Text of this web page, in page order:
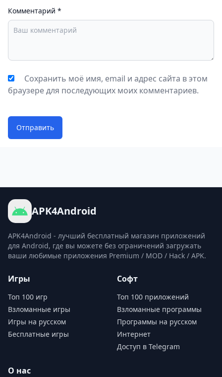
Комментарий *
Сохранить моё имя, email и адрес сайта в этом
браузере для последующих моих комментариев.
Отправить
APK4Android
APK4Android - лучший бесплатный магазин приложений
для Android, где вы можете без ограничений загружать
ваши любимые приложения Premium / MOD / Hack / APK.
Игры
Топ 100 игр
Взломанные игры
Игры на русском
Бесплатные игры
Софт
Топ 100 приложений
Взломанные программы
Программы на русском
Интернет
Доступ в Telegram
О нас